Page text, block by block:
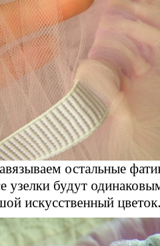
остальные
узелки будут
искусственный